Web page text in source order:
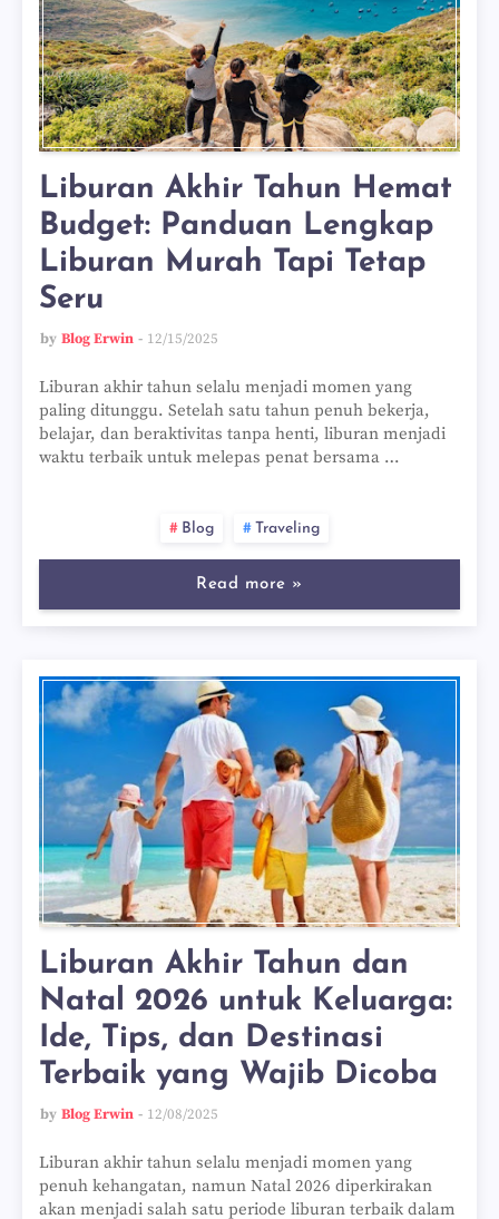
Liburan Akhir Tahun Hemat
Budget: Panduan Lengkap
Liburan Murah Tapi Tetap
Seru
by Blog Erwin 12/15/2025
Liburan akhir tahun selalu menjadi momen yang
paling ditunggu. Setelah satu tahun penuh bekerja,
belajar, dan beraktivitas tanpa henti, liburan menjadi
waktu terbaik untuk melepas penat bersama …
Blog Traveling
Read more »
Liburan Akhir Tahun dan
Natal 2026 untuk Keluarga:
Ide, Tips, dan Destinasi
Terbaik yang Wajib Dicoba
by Blog Erwin 12/08/2025
Liburan akhir tahun selalu menjadi momen yang
penuh kehangatan, namun Natal 2026 diperkirakan
akan menjadi salah satu periode liburan terbaik dalam